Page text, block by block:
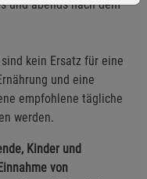
und abends nach dem
kein Ersatz für eine
und eine
empfohlene tägliche
werden.
Kinder und
von
für die Gruppe